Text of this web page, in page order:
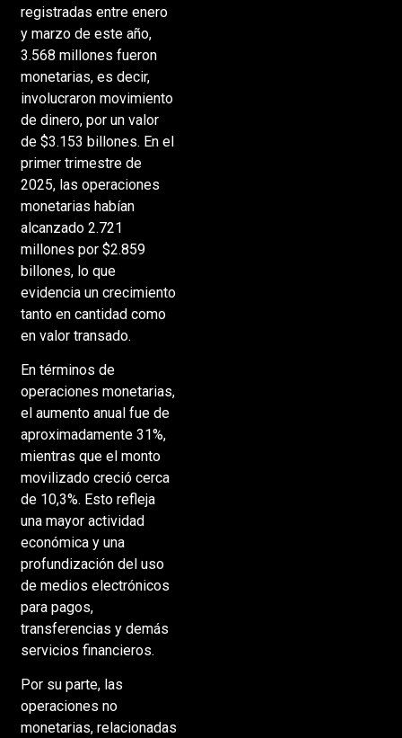
registradas entre enero
y marzo de este año,
3.568 millones fueron
monetarias, es decir,
involucraron movimiento
de dinero, por un valor
de $3.153 billones. En el
primer trimestre de
2025, las operaciones
monetarias habían
alcanzado 2.721
millones por $2.859
billones, lo que
evidencia un crecimiento
tanto en cantidad como
en valor transado.
En términos de
operaciones monetarias,
el aumento anual fue de
aproximadamente 31%,
mientras que el monto
movilizado creció cerca
de 10,3%. Esto refleja
una mayor actividad
económica y una
profundización del uso
de medios electrónicos
para pagos,
transferencias y demás
servicios financieros.
Por su parte, las
operaciones no
monetarias, relacionadas